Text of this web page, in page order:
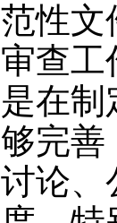
范性文
审查工
是在制
够完善
讨论、